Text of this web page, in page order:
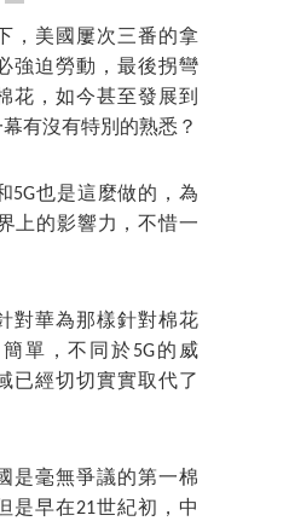
，美國屢次三番的拿
強迫勞動，最後拐彎
花，如今甚至發展到
有沒有特別的熟悉？
5G也是這麼做的，為
上的影響力，不惜一
對華為那樣針對棉花
單，不同於5G的威
已經切切實實取代了
是毫無爭議的第一棉
是早在21世紀初，中